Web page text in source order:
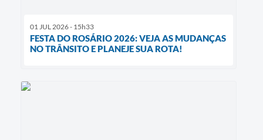
01 JUL 2026 - 15h33
FESTA DO ROSÁRIO 2026: VEJA AS MUDANÇAS
NO TRÂNSITO E PLANEJE SUA ROTA!